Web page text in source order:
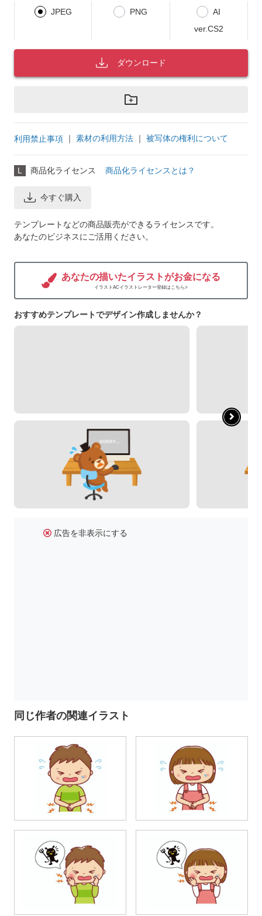
JPEG PNG
AI
ver.CS2
ダウンロード
利用禁止事項 ｜ 素材の利用方法 ｜ 被写体の権利について
L 商品化ライセンス 商品化ライセンスとは？
今すぐ購入
テンプレートなどの商品販売ができるライセンスです。
あなたのビジネスにご活用ください。
あなたの描いたイラストがお金になる
イラストACイラストレーター登録はこちら>
おすすめテンプレートでデザイン作成しませんか？
広告を非表示にする
同じ作者の関連イラスト